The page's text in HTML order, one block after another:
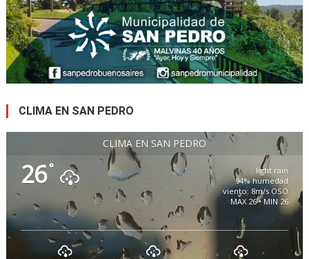
CLIMA EN SAN PEDRO
CLIMA EN SAN PEDRO
26°
light rain
94% humedad
viento: 8m/s OSO
MAX 26 • MIN 26